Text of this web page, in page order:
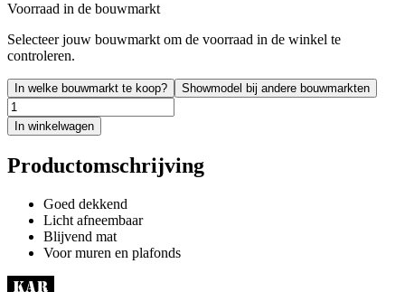
Voorraad in de bouwmarkt
Selecteer jouw bouwmarkt om de voorraad in de winkel te
controleren.
In welke bouwmarkt te koop? Showmodel bij andere bouwmarkten
In winkelwagen
Productomschrijving
Goed dekkend
Licht afneembaar
Blijvend mat
Voor muren en plafonds